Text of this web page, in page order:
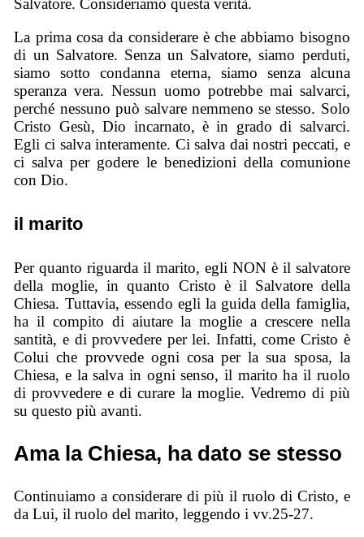
Salvatore. Consideriamo questa verità.
La prima cosa da considerare è che abbiamo bisogno
di un Salvatore. Senza un Salvatore, siamo perduti,
siamo sotto condanna eterna, siamo senza alcuna
speranza vera. Nessun uomo potrebbe mai salvarci,
perché nessuno può salvare nemmeno se stesso. Solo
Cristo Gesù, Dio incarnato, è in grado di salvarci.
Egli ci salva interamente. Ci salva dai nostri peccati, e
ci salva per godere le benedizioni della comunione
con Dio.
il marito
Per quanto riguarda il marito, egli NON è il salvatore
della moglie, in quanto Cristo è il Salvatore della
Chiesa. Tuttavia, essendo egli la guida della famiglia,
ha il compito di aiutare la moglie a crescere nella
santità, e di provvedere per lei. Infatti, come Cristo è
Colui che provvede ogni cosa per la sua sposa, la
Chiesa, e la salva in ogni senso, il marito ha il ruolo
di provvedere e di curare la moglie. Vedremo di più
su questo più avanti.
Ama la Chiesa, ha dato se stesso
Continuiamo a considerare di più il ruolo di Cristo, e
da Lui, il ruolo del marito, leggendo i vv.25-27.